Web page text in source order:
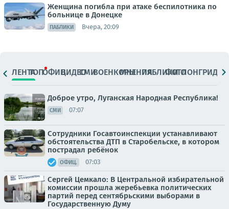
Женщина погибла при атаке беспилотника по
больнице в Донецке
ПАБЛИКИ Вчера, 20:09
ЛЕНТАТОПОФИЦ.ВИДЕОСМИВОЕНКОРЫМНЕНИЯПАБЛИКИ
ФОТОЛОНГРИДЫ
Доброе утро, Луганская Народная Республика!
СМИ 07:07
Сотрудники Госавтоинспекции устанавливают
обстоятельства ДТП в Старобельске, в котором
пострадал ребёнок
ОФИЦ. 07:03
Сергей Цемкало: В Центральной избирательной
комиссии прошла жеребьевка политических
партий перед сентябрьскими выборами в
Государственную Думу